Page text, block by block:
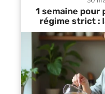
1 semaine pour
régime strict :